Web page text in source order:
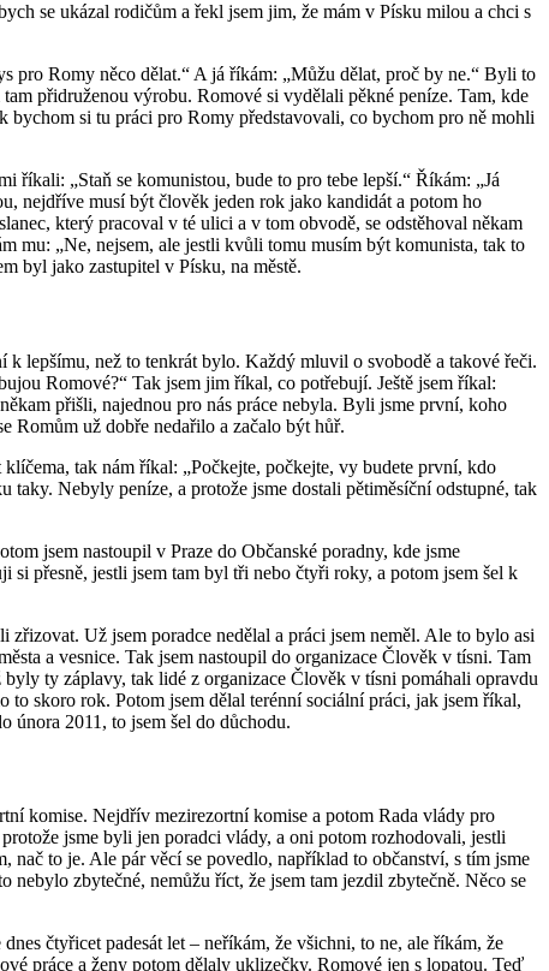
se ukázal rodičům a řekl jsem jim, že mám v Písku milou a chci s
pro Romy něco dělat.“ A já říkám: „Můžu dělat, proč by ne.“ Byli to
přidruženou výrobu. Romové si vydělali pěkné peníze. Tam, kde
bychom si tu práci pro Romy představovali, co bychom pro ně mohli
říkali: „Staň se komunistou, bude to pro tebe lepší.“ Říkám: „Já
nejdříve musí být člověk jeden rok jako kandidát a potom ho
který pracoval v té ulici a v tom obvodě, se odstěhoval někam
mu: „Ne, nejsem, ale jestli kvůli tomu musím být komunista, tak to
byl jako zastupitel v Písku, na městě.
lepšímu, než to tenkrát bylo. Každý mluvil o svobodě a takové řeči.
Romové?“ Tak jsem jim říkal, co potřebují. Ještě jsem říkal:
přišli, najednou pro nás práce nebyla. Byli jsme první, koho
Romům už dobře nedařilo a začalo být hůř.
tak nám říkal: „Počkejte, počkejte, vy budete první, kdo
Nebyly peníze, a protože jsme dostali pětiměsíční odstupné, tak
jsem nastoupil v Praze do Občanské poradny, kde jsme
si přesně, jestli jsem tam byl tři nebo čtyři roky, a potom jsem šel k
Už jsem poradce nedělal a práci jsem neměl. Ale to bylo asi
a vesnice. Tak jsem nastoupil do organizace Člověk v tísni. Tam
ty záplavy, tak lidé z organizace Člověk v tísni pomáhali opravdu
skoro rok. Potom jsem dělal terénní sociální práci, jak jsem říkal,
února 2011, to jsem šel do důchodu.
komise. Nejdřív mezirezortní komise a potom Rada vlády pro
jsme byli jen poradci vlády, a oni potom rozhodovali, jestli
nač to je. Ale pár věcí se povedlo, například to občanství, s tím jsme
zbytečné, nemůžu říct, že jsem tam jezdil zbytečně. Něco se
čtyřicet padesát let – neříkám, že všichni, to ne, ale říkám, že
práce a ženy potom dělaly uklizečky. Romové jen s lopatou. Teď